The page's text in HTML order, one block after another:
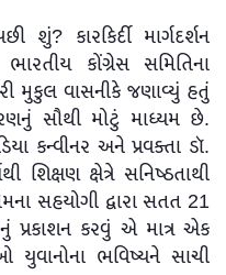
શું? કારકિર્દી માર્ગદર્શન
કોંગ્રેસ સમિતિના
મુકુલ વાસનીકે જણાવ્યું હતું
સૌથી મોટું માધ્યમ છે.
કન્વીનર અને પ્રવક્તા ડૉ.
ક્ષેત્રે સનિષ્ઠતાથી
સહયોગી દ્વારા સતત 21
પ્રકાશન કરવું એ માત્ર એક
યુવાનોના ભવિષ્યને સાચી